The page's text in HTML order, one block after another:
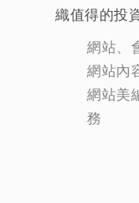
織值得的投
網站、
網站內
網站美
務